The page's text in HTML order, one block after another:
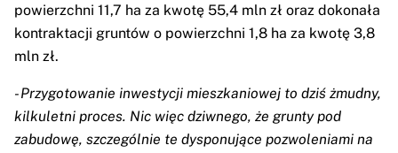
powierzchni 11,7 ha za kwotę 55,4 mln zł oraz dokonała
kontraktacji gruntów o powierzchni 1,8 ha za kwotę 3,8
mln zł.
- Przygotowanie inwestycji mieszkaniowej to dziś żmudny,
kilkuletni proces. Nic więc dziwnego, że grunty pod
zabudowę, szczególnie te dysponujące pozwoleniami na